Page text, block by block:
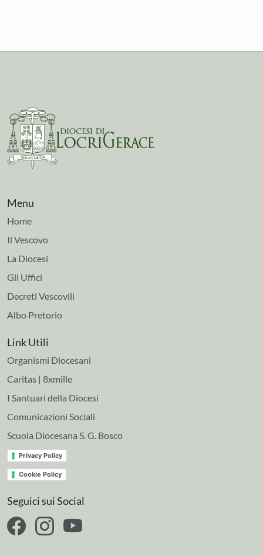
Menu
Home
Il Vescovo
La Diocesi
Gli Uffici
Decreti Vescovili
Albo Pretorio
Link Utili
Organismi Diocesani
Caritas | 8xmille
I Santuari della Diocesi
Comunicazioni Sociali
Scuola Diocesana S. G. Bosco
Privacy Policy
Cookie Policy
Seguici sui Social